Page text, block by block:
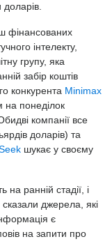
доларів.
фінансованих
інтелекту,
групу, яка
забір коштів
конкурента Minimax
на понеділок
компанії все
доларів) та
шукає у своєму
ранній стадії, і
джерела, які
є
на запити про